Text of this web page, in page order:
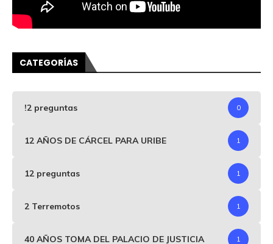
CATEGORÍAS
!2 preguntas 0
12 AÑOS DE CÁRCEL PARA URIBE 1
12 preguntas 1
2 Terremotos 1
40 AÑOS TOMA DEL PALACIO DE JUSTICIA 1